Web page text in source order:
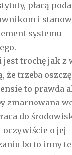
płacą
i
systemu
trochę jak z
że trzeba
to prawda
zmarnowana
do
oczywiście o jej
bo to inny